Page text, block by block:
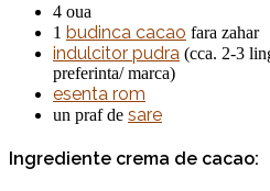
4 oua
1 budinca cacao fara zahar
indulcitor pudra (cca. 2-3
preferinta/ marca)
esenta rom
un praf de sare
Ingrediente crema de cacao: